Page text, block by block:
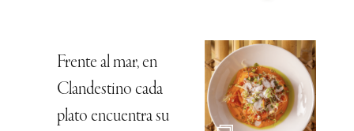
Frente al mar, en
Clandestino cada
plato encuentra su